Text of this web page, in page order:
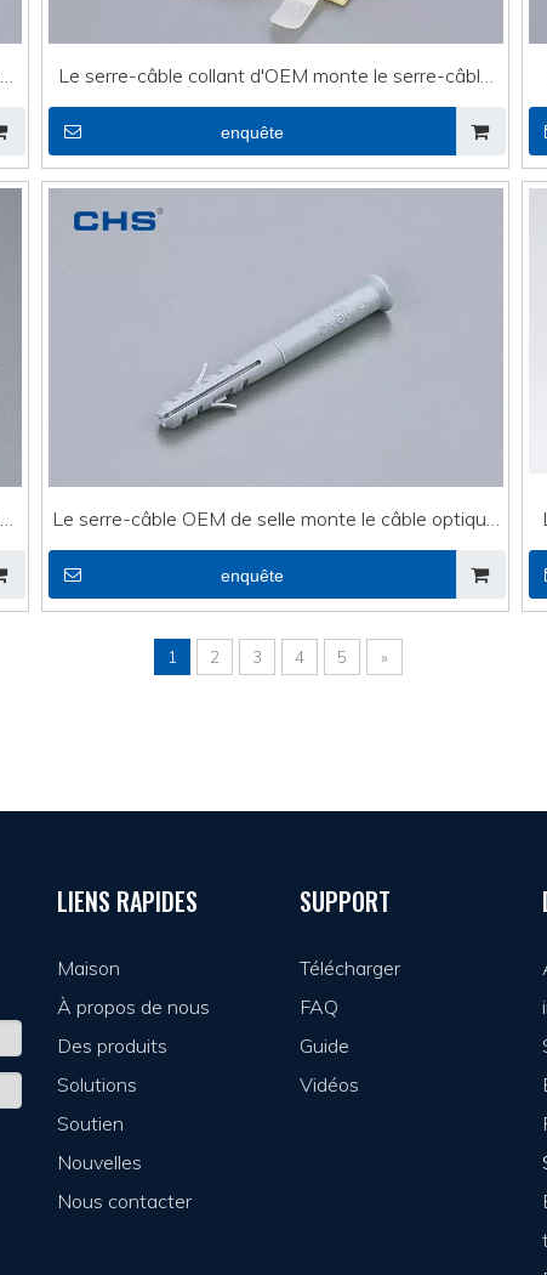
Le serre-câble collant d'OEM monte le serre-câble
réglable ADC-70 de fil électrique
enquête
Le serre-câble OEM de selle monte le câble optique
étend les fiches EN-08L
enquête
1 2 3 4 5 »
LIENS RAPIDES
Maison
À propos de nous
Des produits
Solutions
Soutien
Nouvelles
Nous contacter
SUPPORT
Télécharger
FAQ
Guide
Vidéos